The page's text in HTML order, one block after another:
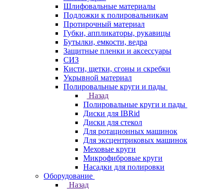
Шлифовальные материалы
Подложки к полировальникам
Протирочный материал
Губки, аппликаторы, рукавицы
Бутылки, емкости, ведра
Защитные пленки и аксессуары
СИЗ
Кисти, щетки, сгоны и скребки
Укрывной материал
Полировальные круги и пады
Назад
Полировальные круги и пады
Диски для IBRid
Диски для стекол
Для ротационных машинок
Для эксцентриковых машинок
Меховые круги
Микрофибровые круги
Насадки для полировки
Оборудование
Назад